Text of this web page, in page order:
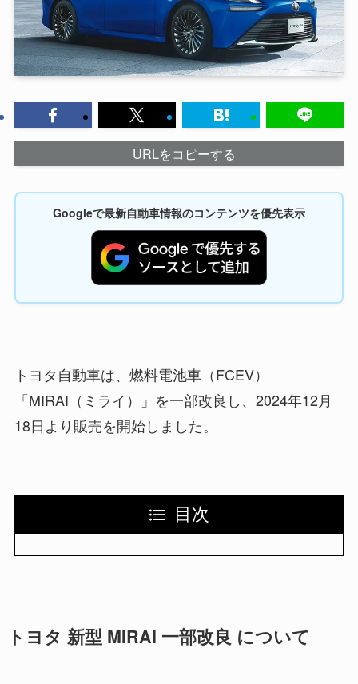
URLをコピーする
Googleで最新自動車情報のコンテンツを優先表示
トヨタ自動車は、燃料電池車（FCEV）
「MIRAI（ミライ）」を一部改良し、2024年12月
18日より販売を開始しました。
目次
トヨタ 新型 MIRAI 一部改良 について